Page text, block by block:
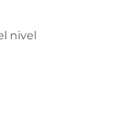
nivel